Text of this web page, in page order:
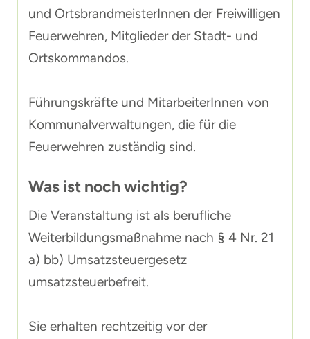
und OrtsbrandmeisterInnen der Freiwilligen
Feuerwehren, Mitglieder der Stadt- und
Ortskommandos.
Führungskräfte und MitarbeiterInnen von
Kommunalverwaltungen, die für die
Feuerwehren zuständig sind.
Was ist noch wichtig?
Die Veranstaltung ist als berufliche
Weiterbildungsmaßnahme nach § 4 Nr. 21
a) bb) Umsatzsteuergesetz
umsatzsteuerbefreit.
Sie erhalten rechtzeitig vor der